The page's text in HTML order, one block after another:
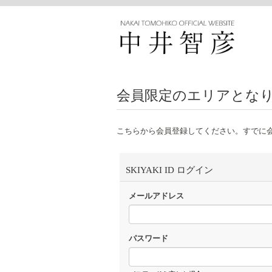
会員限定のエリアとなり
こちらから会員登録してください。すでに
SKIYAKI ID ログイン
メールアドレス
パスワード